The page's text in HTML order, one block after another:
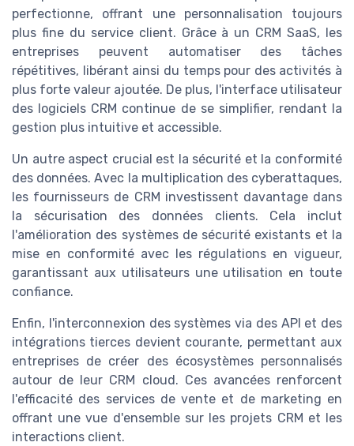
perfectionne, offrant une personnalisation toujours
plus fine du service client. Grâce à un CRM SaaS, les
entreprises peuvent automatiser des tâches
répétitives, libérant ainsi du temps pour des activités à
plus forte valeur ajoutée. De plus, l'interface utilisateur
des logiciels CRM continue de se simplifier, rendant la
gestion plus intuitive et accessible.
Un autre aspect crucial est la sécurité et la conformité
des données. Avec la multiplication des cyberattaques,
les fournisseurs de CRM investissent davantage dans
la sécurisation des données clients. Cela inclut
l'amélioration des systèmes de sécurité existants et la
mise en conformité avec les régulations en vigueur,
garantissant aux utilisateurs une utilisation en toute
confiance.
Enfin, l'interconnexion des systèmes via des API et des
intégrations tierces devient courante, permettant aux
entreprises de créer des écosystèmes personnalisés
autour de leur CRM cloud. Ces avancées renforcent
l'efficacité des services de vente et de marketing en
offrant une vue d'ensemble sur les projets CRM et les
interactions client.